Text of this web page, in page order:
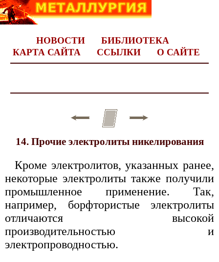
НОВОСТИ
БИБЛИОТЕКА
КАРТА САЙТА
ССЫЛКИ О САЙТЕ
14. Прочие электролиты никелирования
Кроме электролитов, указанных ранее,
некоторые электролиты также получили
промышленное применение. Так,
например, борфтористые электролиты
отличаются высокой
производительностью и
электропроводностью.